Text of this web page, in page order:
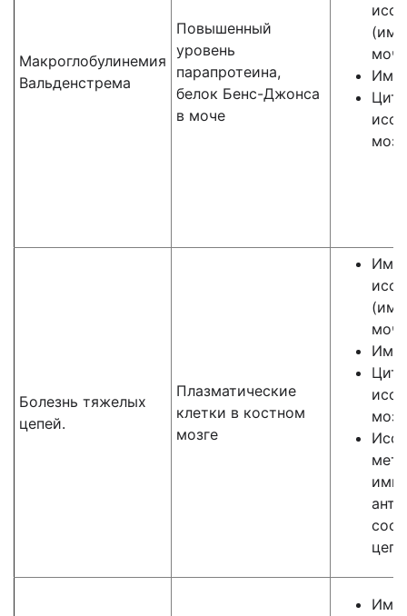
Макроглобулинемия
Вальденстрема
Повышенный
уровень
парапротеина,
белок Бенс-Джонса
в моче
Болезнь тяжелых
цепей.
Плазматические
клетки в костном
мозге